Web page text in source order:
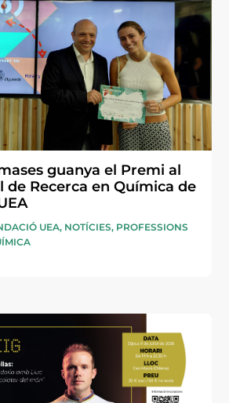
guanya el Premi al
de Recerca en Química de
UEA, NOTÍCIES, PROFESSIONS